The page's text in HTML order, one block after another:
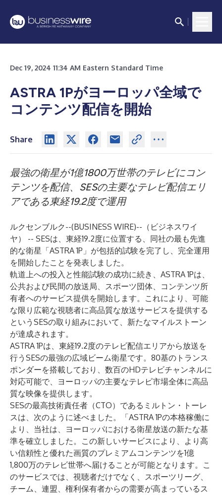
Dec 19, 2024 11:34 AM Eastern Standard Time
ASTRA 1Pがヨーロッパ全域で
コンテンツ配信を開始
Share
最強の衛星が1億1800万世帯のテレビにコン
テンツを配信、SESの主要なテレビ配信エリ
アである東経19.2度で運用
ルクセンブルク--(BUSINESS WIRE)-- （ビジネスワイ
ヤ） -- SESは、東経19.2度に位置する、同社の最も先進
的な衛星「ASTRA 1P 」が包括的試験を完了し、完全運用
を開始したことを発表しました。
軌道上への投入と性能試験の成功に続き、ASTRA 1Pは、
公共および民間の放送局、スポーツ団体、コンテンツ所
有者へのサービス提供を開始します。これにより、可能
な限り広範な視聴者に高品質な放送サービスを提供する
というSESの取り組みにおいて、新たなマイルストーン
が達成されます。
ASTRA 1Pは、東経19.2度のテレビ配信エリアから放送を
行うSESの最強の広域ビーム衛星です。80基のトランス
ポンダーを搭載しており、数百のHDテレビチャンネルに
対応可能で、ヨーロッパの主要なテレビ市場全体に高品
質な映像を提供します。
SESの最高技術責任者（CTO）であるミルトン・トーレ
スは、次のように述べました。「ASTRA 1Pの本格稼働に
より、当社は、ヨーロッパにおける衛星放送の新たな基
準を確立しました。この新しいサービスにより、より高
い信頼性と優れた画質のプレミアムコンテンツを1億
1,800万のテレビ世帯へ届けることが可能となります。こ
のサービスでは、視聴者だけでなく、スポーツリーグ、
チーム、連盟、権利保有者からの需要が高まっているス